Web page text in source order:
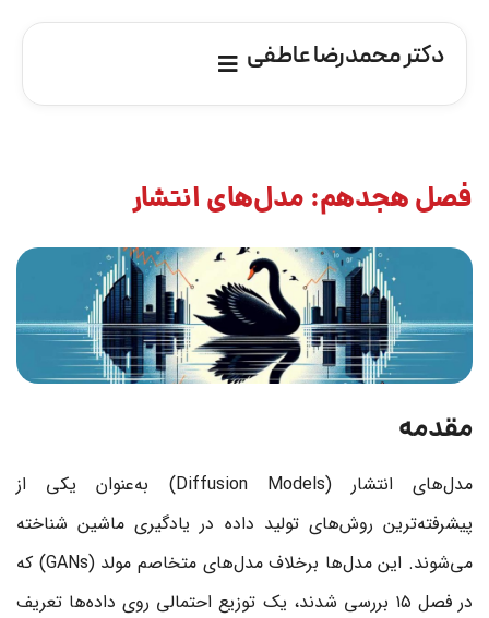
دکتر محمدرضا عاطفی
فصل هجدهم: مدل‌های انتشار
مقدمه
مدل‌های انتشار (Diffusion Models) به‌عنوان یکی از
پیشرفته‌ترین روش‌های تولید داده در یادگیری ماشین شناخته
می‌شوند. این مدل‌ها برخلاف مدل‌های متخاصم مولد (GANs) که
در فصل ۱۵ بررسی شدند، یک توزیع احتمالی روی داده‌ها تعریف